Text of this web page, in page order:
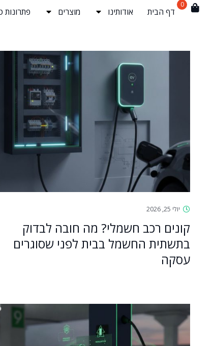
0
דף הבית אודותינו מוצרים פתרונות
יולי 25, 2026
קונים רכב חשמלי? מה חובה לבדוק
בתשתית החשמל בבית לפני שסוגרים
עסקה